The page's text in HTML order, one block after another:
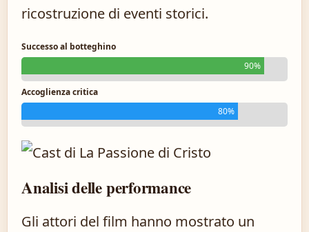
ricostruzione di eventi storici.
Successo al botteghino
90%
Accoglienza critica
80%
Analisi delle performance
Gli attori del film hanno mostrato un